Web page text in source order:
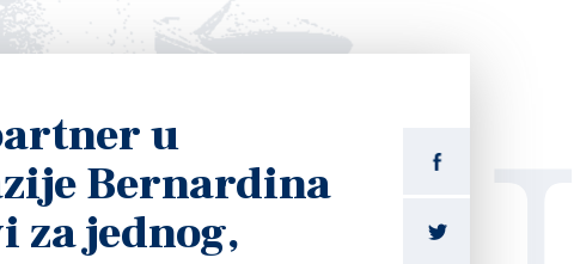
u
Bernardina
za jednog,